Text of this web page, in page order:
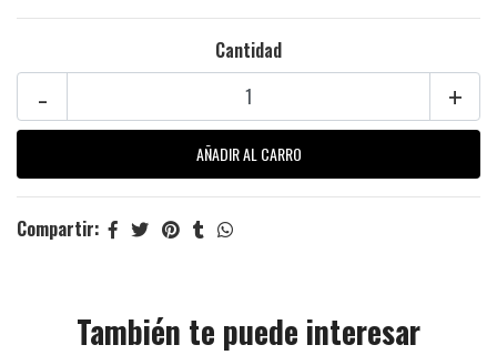
Cantidad
+
-
Compartir:
También te puede interesar